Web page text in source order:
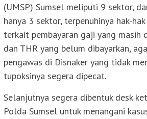
(UMSP) Sumsel meliputi 9 sektor,
hanya 3 sektor, terpenuhinya hak-
terkait pembayaran gaji yang masih
dan THR yang belum dibayarkan,
pengawas di Disnaker yang tidak
tupoksinya segera dipecat.
Selanjutnya segera dibentuk desk
Polda Sumsel untuk menangani